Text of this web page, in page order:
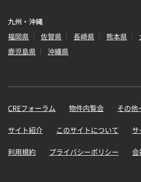
九州・沖縄
福岡県
佐賀県 長崎県 熊本県
鹿児島県
沖縄県
CREフォーラム 物件内覧会 その他
サイト紹介 このサイトについて
利用規約 プライバシーポリシー 会